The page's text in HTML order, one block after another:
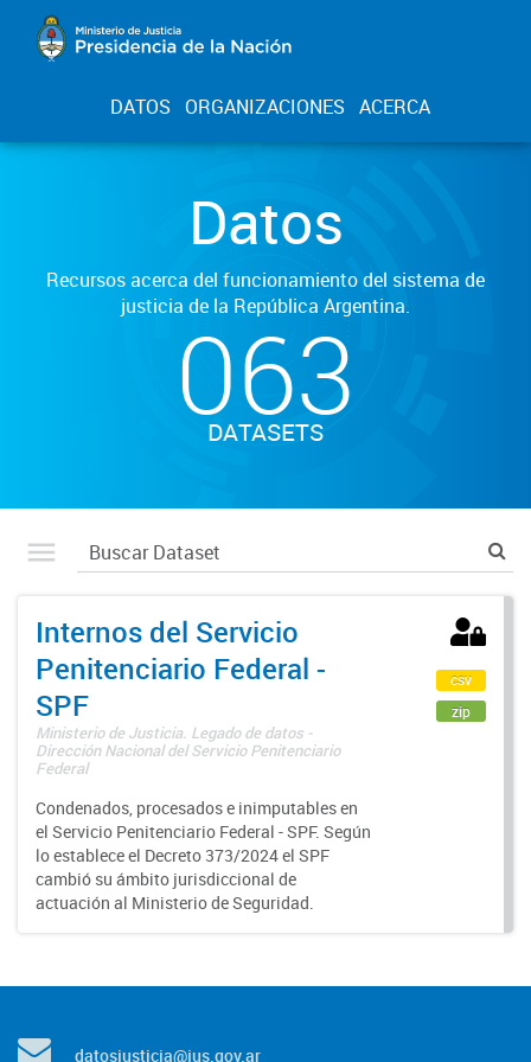
DATOS ORGANIZACIONES ACERCA
Datos
Recursos acerca del funcionamiento del sistema de
justicia de la República Argentina.
063
DATASETS
Internos del Servicio
Penitenciario Federal -
SPF
Ministerio de Justicia. Legado de datos -
Dirección Nacional del Servicio Penitenciario
Federal
Condenados, procesados e inimputables en
el Servicio Penitenciario Federal - SPF. Según
lo establece el Decreto 373/2024 el SPF
cambió su ámbito jurisdiccional de
actuación al Ministerio de Seguridad.
csv
zip
datosjusticia@jus.gov.ar